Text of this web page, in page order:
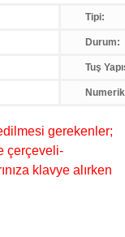
Tipi:
Durum:
Tuş
gerekenler;
çerçeveli-
klavye alırken